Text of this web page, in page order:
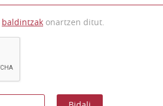
baldintzak onartzen ditut.